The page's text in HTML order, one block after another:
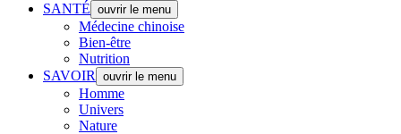
SANTÉ ouvrir le menu
Médecine chinoise
Bien-être
Nutrition
SAVOIR
ouvrir le menu
Homme
Univers
Nature